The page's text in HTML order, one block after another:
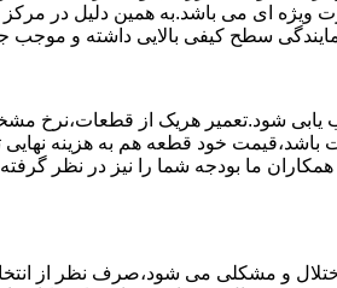
ویژه ای می باشد.به همین دلیل در
نمایندگی سطح کیفی بالایی داشته و
یابی شود.تعمیر هریک از
خود قطعه هم به هزینه
همکاران ما بودجه شما را نیز در نظر
و مشکلی می شود،صرف نظر از